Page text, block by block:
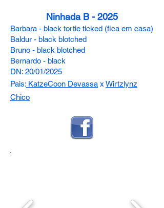
Ninhada B - 2025
Barbara - black tortie ticked (fica em casa)
Baldur - black blotched
Bruno - black blotched
Bernardo - black
DN: 20/01/2025
Pais: KatzeCoon Devassa x Wirtzlynz
Chico